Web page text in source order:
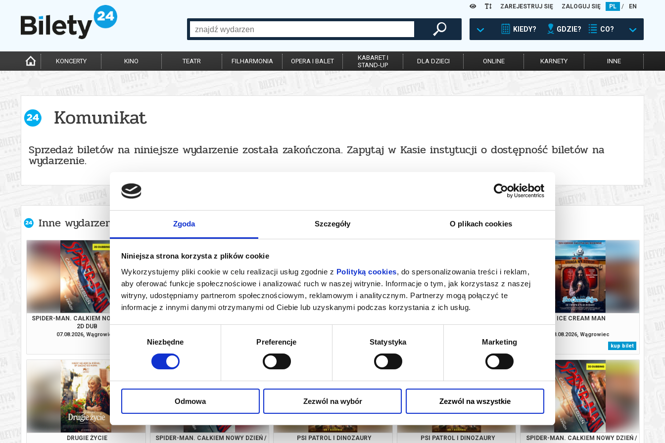
Zgoda Szczegóły O plikach cookies
Niniejsza strona korzysta z plików cookie
Wykorzystujemy pliki cookie w celu realizacji usług zgodnie z Polityką cookies, do spersonalizowania treści i reklam,
aby oferować funkcje społecznościowe i analizować ruch w naszej witrynie. Informacje o tym, jak korzystasz z naszej
witryny, udostępniamy partnerom społecznościowym, reklamowym i analitycznym. Partnerzy mogą połączyć te
informacje z innymi danymi otrzymanymi od Ciebie lub uzyskanymi podczas korzystania z ich usług.
Niezbędne Preferencje Statystyka Marketing
Odmowa Zezwól na wybór Zezwól na wszystkie
ZAREJESTRUJ SIĘ ZALOGUJ SIĘ PL / EN
KIEDY? GDZIE? CO?
KONCERTY KINO TEATR FILHARMONIA OPERA I BALET
KABARET I
STAND-UP
DLA DZIECI ONLINE KARNETY INNE
Komunikat
Sprzedaż biletów na niniejsze wydarzenie została zakończona. Zapytaj w Kasie instytucji o dostępność biletów na
wydarzenie.
Inne wydarzenia organizatora
SPIDER-MAN. CAŁKIEM NOWY DZIEŃ /
2D DUB
07.08.2026, Wągrowiec
kup bilet
kup bilet
3D DUB
kup bilet
ICE CREAM MAN
08.08.2026, Wągrowiec
kup bilet
DRUGIE ŻYCIE
SPIDER-MAN. CAŁKIEM NOWY DZIEŃ /
PSI PATROL I DINOZAURY PSI PATROL I DINOZAURY
SPIDER-MAN. CAŁKIEM NOWY DZIEŃ /